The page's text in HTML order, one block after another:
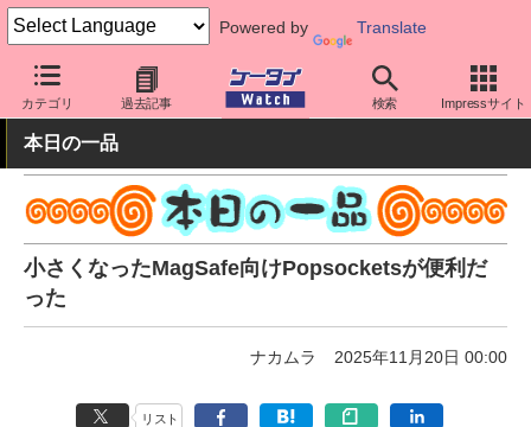
Powered by Translate
カテゴリ 過去記事 検索 Impressサイト
ケータイ Watch 周辺機器/アクセサリー
本日の一品
小さくなったMagSafe向けPopsocketsが便利だ
った
ナカムラ 2025年11月20日 00:00
リスト